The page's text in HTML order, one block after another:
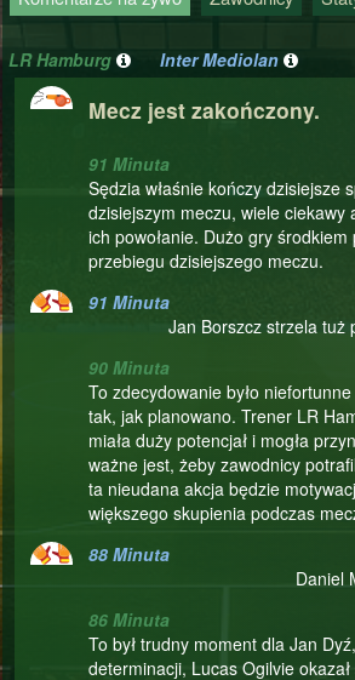
LR Hamburg Inter Mediolan
Mecz jest zakończony.
91 Minuta
Sędzia właśnie kończy dzisiejsze
dzisiejszym meczu, wiele
ich powołanie. Dużo gry
przebiegu dzisiejszego meczu.
91 Minuta
Jan Borszcz strzela tuż
90 Minuta
To zdecydowanie było
tak, jak planowano. Trener LR
miała duży potencjał i mogła
ważne jest, żeby zawodnicy
ta nieudana akcja będzie
większego skupienia podczas
88 Minuta
Daniel
86 Minuta
To był trudny moment dla Jan
determinacji, Lucas Ogilvie